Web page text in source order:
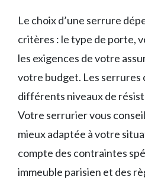
Le choix d’une serrure
critères : le type de porte,
les exigences de votre
votre budget. Les
différents niveaux de
Votre serrurier vous
mieux adaptée à votre
compte des contraintes
immeuble parisien et des